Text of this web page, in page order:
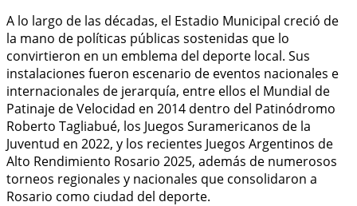
A lo largo de las décadas, el Estadio Municipal creció de
la mano de políticas públicas sostenidas que lo
convirtieron en un emblema del deporte local. Sus
instalaciones fueron escenario de eventos nacionales e
internacionales de jerarquía, entre ellos el Mundial de
Patinaje de Velocidad en 2014 dentro del Patinódromo
Roberto Tagliabué, los Juegos Suramericanos de la
Juventud en 2022, y los recientes Juegos Argentinos de
Alto Rendimiento Rosario 2025, además de numerosos
torneos regionales y nacionales que consolidaron a
Rosario como ciudad del deporte.